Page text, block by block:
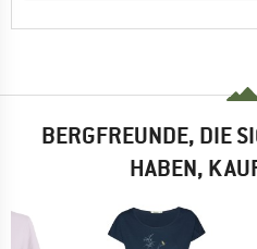
BERGFREUNDE, DIE
HABEN,